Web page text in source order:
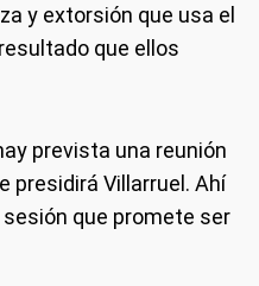
y extorsión que usa el
que ellos
prevista una reunión
presidirá Villarruel. Ahí
que promete ser